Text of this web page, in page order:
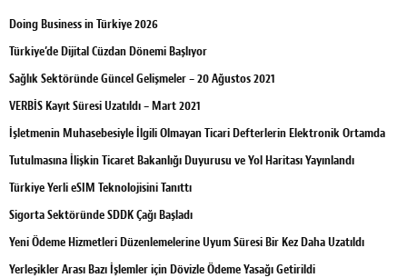
Doing Business in Türkiye 2026
Türkiye’de Dijital Cüzdan Dönemi Başlıyor
Sağlık Sektöründe Güncel Gelişmeler – 20 Ağustos 2021
VERBİS Kayıt Süresi Uzatıldı – Mart 2021
İşletmenin Muhasebesiyle İlgili Olmayan Ticari Defterlerin Elektronik Ortamda
Tutulmasına İlişkin Ticaret Bakanlığı Duyurusu ve Yol Haritası Yayınlandı
Türkiye Yerli eSIM Teknolojisini Tanıttı
Sigorta Sektöründe SDDK Çağı Başladı
Yeni Ödeme Hizmetleri Düzenlemelerine Uyum Süresi Bir Kez Daha Uzatıldı
Yerleşikler Arası Bazı İşlemler için Dövizle Ödeme Yasağı Getirildi